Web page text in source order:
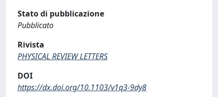
Stato di pubblicazione
Pubblicato
Rivista
PHYSICAL REVIEW LETTERS
DOI
https://dx.doi.org/10.1103/v1q3-9dy8